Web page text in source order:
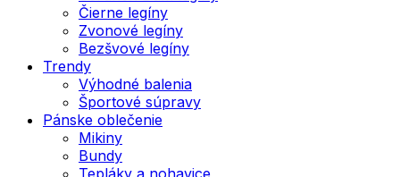
Čierne legíny
Zvonové legíny
Bezšvové legíny
Trendy
Výhodné balenia
Športové súpravy
Pánske oblečenie
Mikiny
Bundy
Tepláky a nohavice